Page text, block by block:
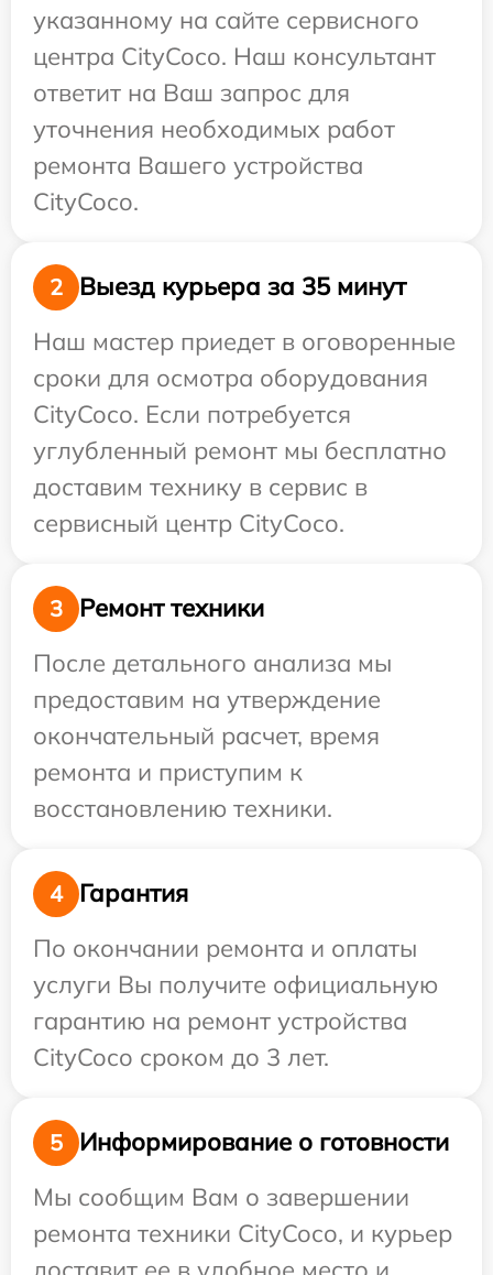
указанному на сайте сервисного
центра CityCoco. Наш консультант
ответит на Ваш запрос для
уточнения необходимых работ
ремонта Вашего устройства
CityCoco.
2
Выезд курьера за 35 минут
Наш мастер приедет в оговоренные
сроки для осмотра оборудования
CityCoco. Если потребуется
углубленный ремонт мы бесплатно
доставим технику в сервис в
сервисный центр CityCoco.
3
Ремонт техники
После детального анализа мы
предоставим на утверждение
окончательный расчет, время
ремонта и приступим к
восстановлению техники.
4
Гарантия
По окончании ремонта и оплаты
услуги Вы получите официальную
гарантию на ремонт устройства
CityCoco сроком до 3 лет.
5
Информирование о готовности
Мы сообщим Вам о завершении
ремонта техники CityCoco, и курьер